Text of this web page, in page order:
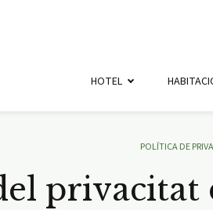
HOTEL
POLÍTICA DE
privacitat